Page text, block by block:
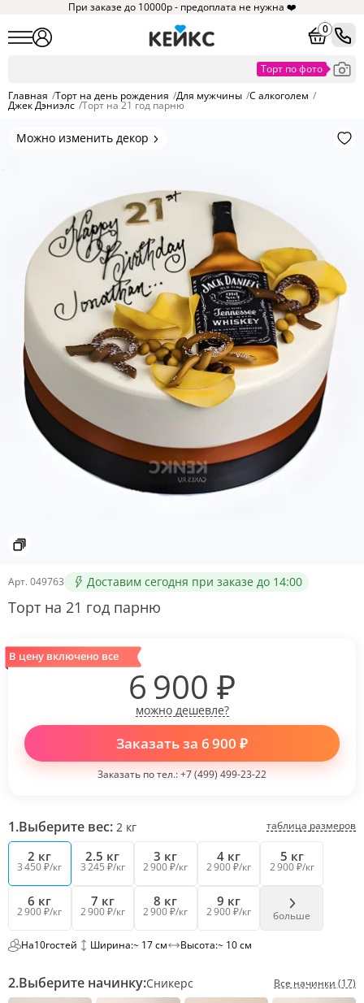
При заказе до 10000р - предоплата не нужна ❤️
0
Главная /Торт на день рождения /Для мужчины /С алкоголем /
Джек Дэниэлс /Торт на 21 год парню
Можно изменить декор
Арт. 049763 Доставим сегодня при заказе до 14:00
Торт на 21 год парню
1.Выберите вес: 2 кг таблица размеров
2 кг
3 450 ₽/кг
2.5 кг
3 245 ₽/кг
3 кг
2 900 ₽/кг
4 кг
2 900 ₽/кг
5 кг
2 900 ₽/кг
6 кг
2 900 ₽/кг
7 кг
2 900 ₽/кг
8 кг
2 900 ₽/кг
9 кг
2 900 ₽/кг больше
На10гостей Ширина:~ 17 см Высота:~ 10 см
2.Выберите начинку:Сникерс Все начинки (17)
В цену включено все
6 900 ₽
можно дешевле?
Заказать за 6 900 ₽
Заказать по тел.:+7 (499) 499-23-22